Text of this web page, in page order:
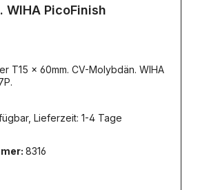
WIHA PicoFinish
x 60mm. CV-Molybdän. WIHA
Lieferzeit: 1-4 Tage
8316